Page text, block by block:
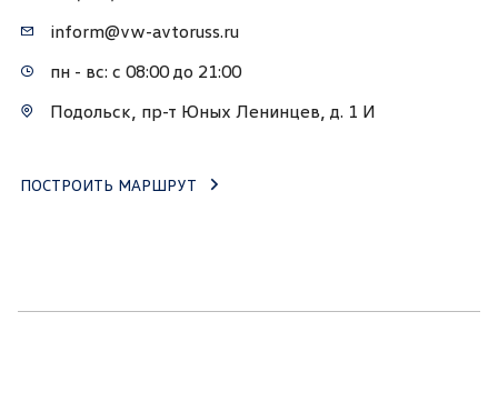
inform@vw-avtoruss.ru
пн - вс: с 08:00 до 21:00
Подольск, пр-т Юных Ленинцев, д. 1 И
ПОСТРОИТЬ МАРШРУТ